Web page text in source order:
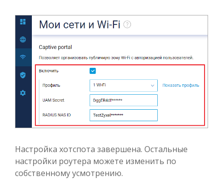
Настройка хотспота завершена. Остальные
настройки роутера можете изменить по
собственному усмотрению.